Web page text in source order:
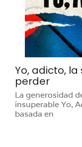
Yo, adicto,
perder
La generosidad
insuperable Yo,
basada en